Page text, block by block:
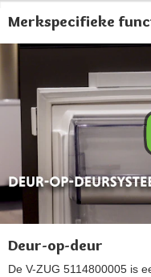
Merkspecifieke
Deur-op-deur
De V-ZUG 5114800005 is